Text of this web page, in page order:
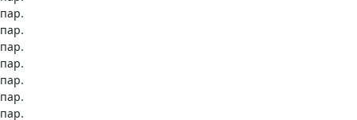
пар.
пар.
пар.
пар.
пар.
пар.
пар.